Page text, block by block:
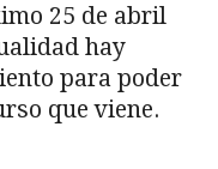
25 de abril
hay
para poder
que viene.